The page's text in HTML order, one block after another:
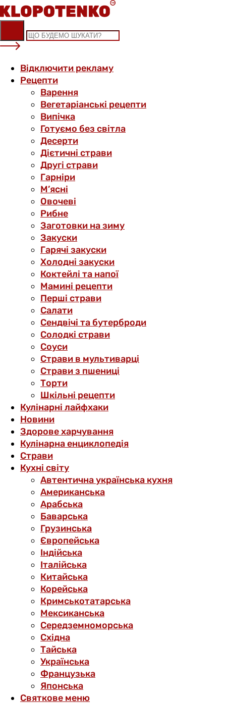
Skip
to
content
Відключити рекламу
Рецепти
Варення
Вегетаріанські рецепти
Випічка
Готуємо без світла
Десерти
Дієтичні страви
Другі страви
Гарніри
М’ясні
Овочеві
Рибне
Заготовки на зиму
Закуски
Гарячі закуски
Холодні закуски
Коктейлі та напої
Мамині рецепти
Перші страви
Салати
Сендвічі та бутерброди
Солодкі страви
Соуси
Страви в мультиварці
Страви з пшениці
Торти
Шкільні рецепти
Кулінарні лайфхаки
Новини
Здорове харчування
Кулінарна енциклопедія
Страви
Кухні світу
Автентична українська кухня
Американська
Арабська
Баварська
Грузинська
Європейська
Індійська
Італійська
Китайська
Корейська
Кримськотатарська
Мексиканська
Середземноморська
Східна
Тайська
Українська
Французька
Японська
Святкове меню